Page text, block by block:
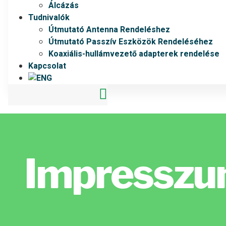
Álcázás
Tudnivalók
Útmutató Antenna Rendeléshez
Útmutató Passzív Eszközök Rendeléséhez
Koaxiális-hullámvezető adapterek rendelése
Kapcsolat